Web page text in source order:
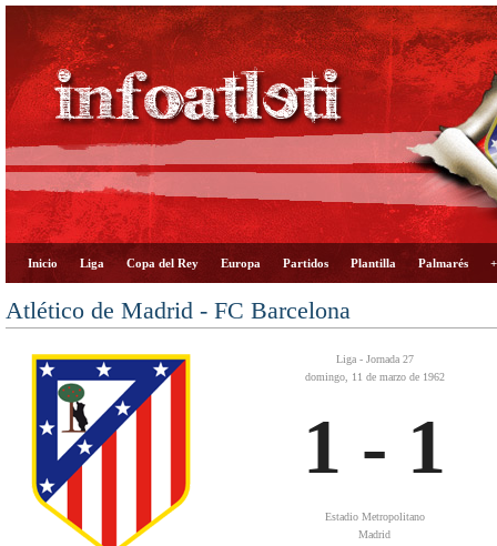
Inicio Liga Copa del Rey Europa Partidos Plantilla Palmarés
Atlético de Madrid - FC Barcelona
Liga - Jornada 27
domingo, 11 de marzo de 1962
1 - 1
Estadio Metropolitano
Madrid